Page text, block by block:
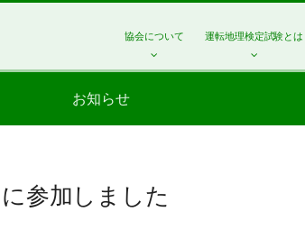
協会について 運転地理検定試験とは
お知らせ
参加しました